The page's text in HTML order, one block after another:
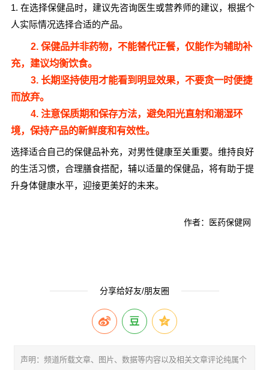
1. 在选择保健品时，建议先咨询医生或营养师的建议，根据个
人实际情况选择合适的产品。
2. 保健品并非药物，不能替代正餐，仅能作为辅助补
充，建议均衡饮食。
3. 长期坚持使用才能看到明显效果，不要贪一时便捷
而放弃。
4. 注意保质期和保存方法，避免阳光直射和潮湿环
境，保持产品的新鲜度和有效性。
选择适合自己的保健品补充，对男性健康至关重要。维持良好
的生活习惯，合理膳食搭配，辅以适量的保健品，将有助于提
升身体健康水平，迎接更美好的未来。
作者：医药保健网
分享给好友/朋友圈
声明：频道所载文章、图片、数据等内容以及相关文章评论纯属个